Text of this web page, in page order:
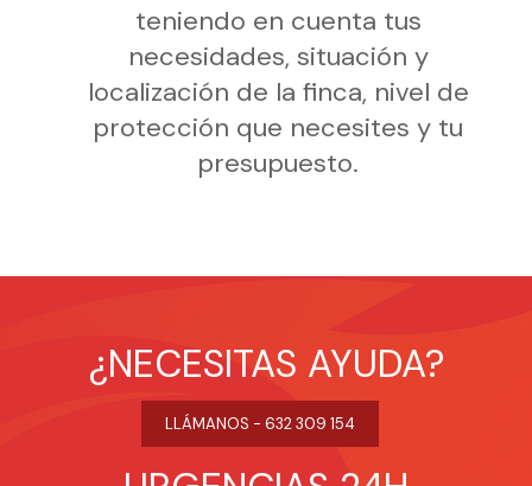
teniendo en cuenta tus
necesidades, situación y
localización de la finca, nivel de
protección que necesites y tu
presupuesto.
¿NECESITAS AYUDA?
LLÁMANOS - 632 309 154